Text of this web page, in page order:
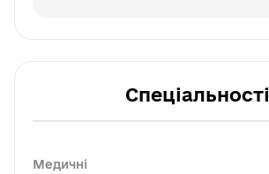
Спеціальності
Медичні